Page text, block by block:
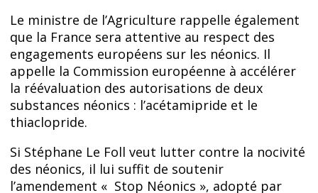
Le ministre de l’Agriculture rappelle également
que la France sera attentive au respect des
engagements européens sur les néonics. Il
appelle la Commission européenne à accélérer
la réévaluation des autorisations de deux
substances néonics : l’acétamipride et le
thiaclopride.
Si Stéphane Le Foll veut lutter contre la nocivité
des néonics, il lui suffit de soutenir
l’amendement « Stop Néonics », adopté par